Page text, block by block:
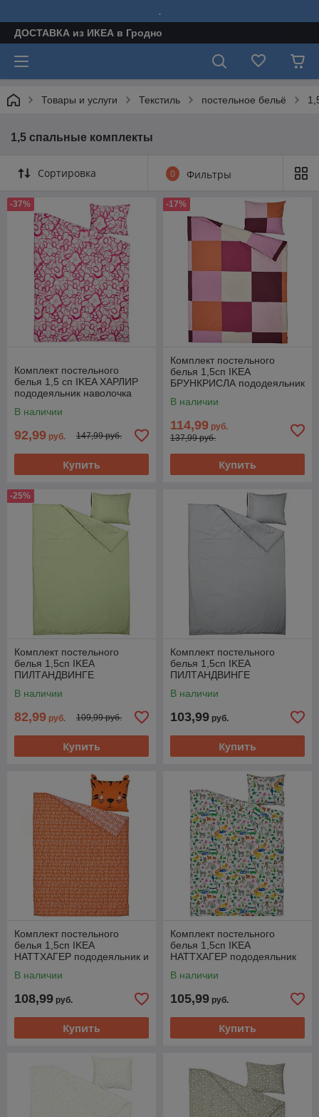
.
ДОСТАВКА из ИКЕА в Гродно
Товары и услуги Текстиль постельное бельё
1,5 спальные комплекты
Сортировка 0 Фильтры
-37%
Комплект постельного
белья 1,5 сп IKEA ХАРЛИР
пододеяльник наволочка
ярко-розовый
В наличии
92,99 руб. 147,99 руб.
Купить
-17%
Комплект постельного
белья 1,5сп IKEA
БРУНКРИСЛА пододеяльник
см розовый
В наличии
114,99 руб.
137,99 руб.
Купить
-25%
Комплект постельного
белья 1,5сп IKEA
ПИЛТАНДВИНГЕ
150x200/50x60см
В наличии
82,99 руб. 109,99 руб.
Купить
Комплект постельного
белья 1,5сп IKEA
ПИЛТАНДВИНГЕ
150x200/50x60 см серый
В наличии
103,99 руб.
Купить
Комплект постельного
белья 1,5сп IKEA
НАТТХАГЕР пододеяльник и
тигр150x200/50x60 см
В наличии
108,99 руб.
Купить
Комплект постельного
белья 1,5сп IKEA
НАТТХАГЕР пододеяльник
разноцветный джунгли
В наличии
105,99 руб.
Купить